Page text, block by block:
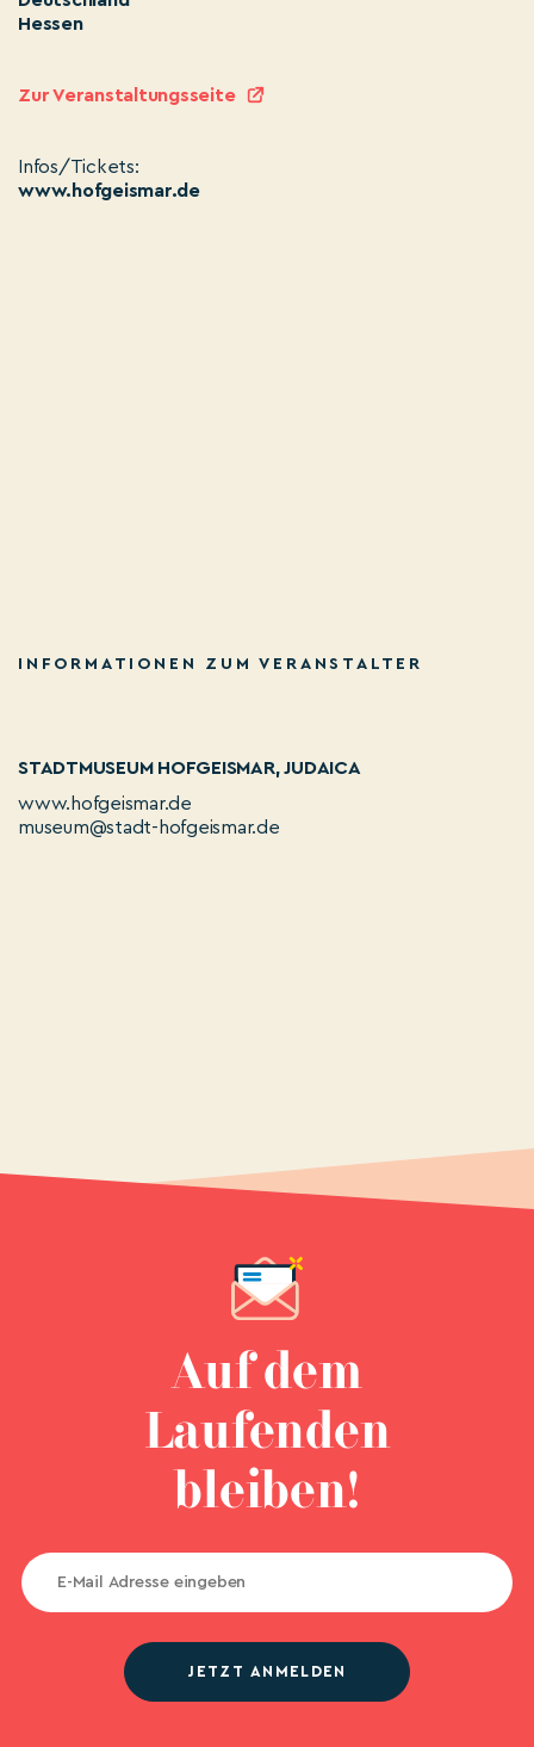
Hessen
Zur Veranstaltungsseite
Infos/Tickets:
www.hofgeismar.de
INFORMATIONEN ZUM VERANSTALTER
STADTMUSEUM HOFGEISMAR, JUDAICA
www.hofgeismar.de
museum@stadt-hofgeismar.de
Auf dem
Laufenden
bleiben!
JETZT ANMELDEN